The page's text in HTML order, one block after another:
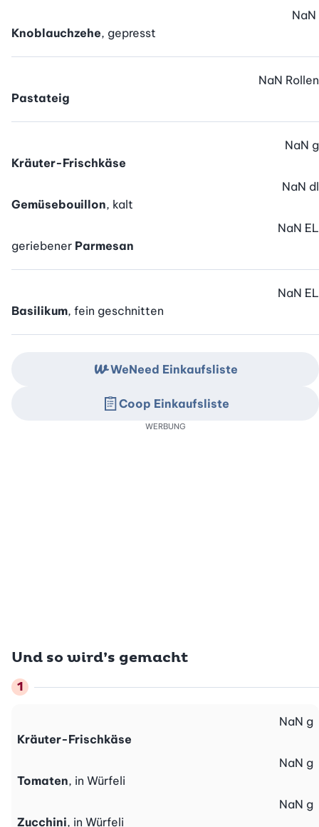
Knoblauchzehe, gepresst
NaN
Pastateig
NaN Rollen
Kräuter-Frischkäse
NaN g
Gemüsebouillon, kalt
NaN dl
geriebener Parmesan
NaN EL
Basilikum, fein geschnitten
NaN EL
Und so wird’s gemacht
Kräuter-Frischkäse
NaN g
Tomaten, in Würfeli
NaN g
Zucchini, in Würfeli
NaN g
WeNeed Einkaufsliste
Coop Einkaufsliste
WERBUNG